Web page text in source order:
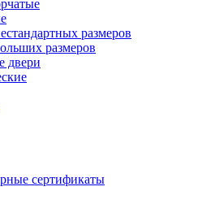
размеров
размеров
двери
сертификаты